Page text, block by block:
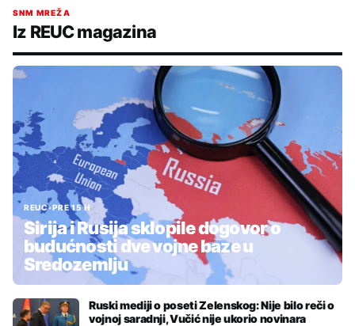
SNM MREŽA
Iz REUC magazina
REUC•PRE 15 H
Sirija i Rusija sklopile dogovor o
budućnosti dve vojne baze u
Sredozemlju
Ruski mediji o poseti Zelenskog: Nije bilo reči o
vojnoj saradnji, Vučić nije ukorio novinara